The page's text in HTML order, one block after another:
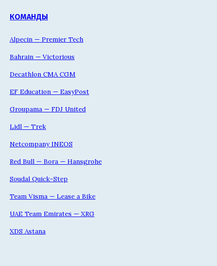
КОМАНДЫ
Alpecin — Premier Tech
Bahrain — Victorious
Decathlon CMA CGM
EF Education — EasyPost
Groupama — FDJ United
Lidl — Trek
Netcompany INEOS
Red Bull — Bora — Hansgrohe
Soudal Quick-Step
Team Visma — Lease a Bike
UAE Team Emirates — XRG
XDS Astana